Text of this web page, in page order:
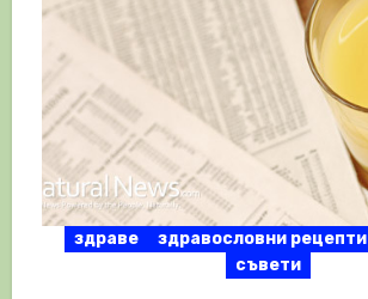
здраве здравословни рецепти
съвети